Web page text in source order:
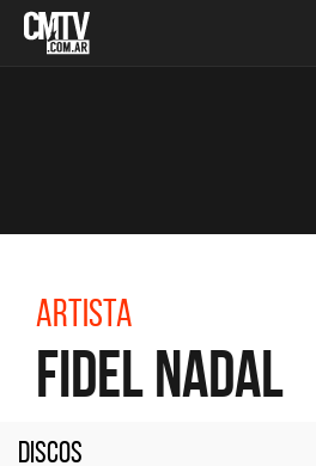
Artista
Fidel Nadal
Discos